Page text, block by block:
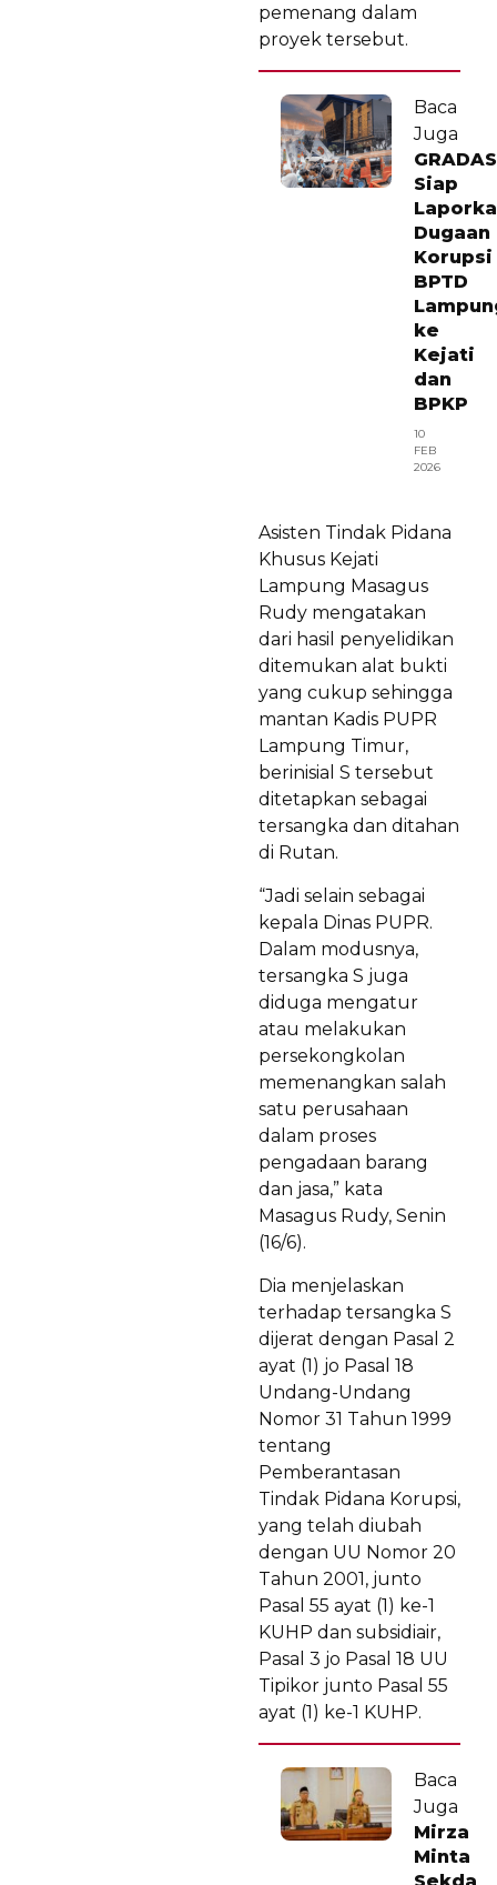
pemenang dalam
proyek tersebut.
Baca
Juga
Siap
Dugaan
Korupsi
BPTD
ke
Kejati
dan
BPKP
10
FEB
2026
Asisten Tindak Pidana
Khusus Kejati
Lampung Masagus
Rudy mengatakan
dari hasil penyelidikan
ditemukan alat bukti
yang cukup sehingga
mantan Kadis PUPR
Lampung Timur,
berinisial S tersebut
ditetapkan sebagai
tersangka dan ditahan
di Rutan.
“Jadi selain sebagai
kepala Dinas PUPR.
Dalam modusnya,
tersangka S juga
diduga mengatur
atau melakukan
persekongkolan
memenangkan salah
satu perusahaan
dalam proses
pengadaan barang
dan jasa,” kata
Masagus Rudy, Senin
(16/6).
Dia menjelaskan
terhadap tersangka S
dijerat dengan Pasal 2
ayat (1) jo Pasal 18
Undang-Undang
Nomor 31 Tahun 1999
tentang
Pemberantasan
Tindak Pidana Korupsi,
yang telah diubah
dengan UU Nomor 20
Tahun 2001, junto
Pasal 55 ayat (1) ke-1
KUHP dan subsidiair,
Pasal 3 jo Pasal 18 UU
Tipikor junto Pasal 55
ayat (1) ke-1 KUHP.
Baca
Juga
Mirza
Minta